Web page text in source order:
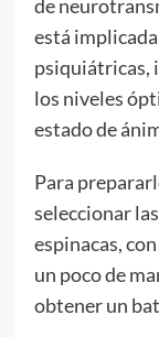
de
está
psiquiátricas,
los niveles
estado de
Para
seleccionar
espinacas,
un poco de
obtener un